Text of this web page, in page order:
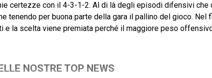
certezze con il 4-3-1-2. Al di là degli episodi difensivi
tenendo per buona parte della gara il pallino del gioco.
e la scelta viene premiata perché il maggiore peso
NOSTRE TOP NEWS